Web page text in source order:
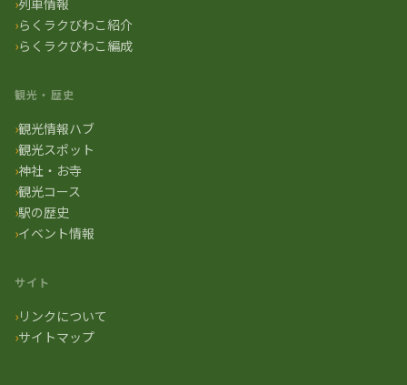
らくラクびわこ紹介
らくラクびわこ編成
観光・歴史
観光情報ハブ
観光スポット
神社・お寺
観光コース
駅の歴史
イベント情報
サイト
リンクについて
サイトマップ